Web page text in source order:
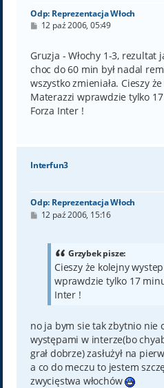
Odp: Reprezentacja Włoch
P
t
12 paź 2006, 05:49
Gruzja - Włochy 1-3, rezultat
choc do 60 min był nadal
wszystko zmieniała. Cieszy
Materazzi wprawdzie tylko
Forza Inter !
Interfun3
Odp: Reprezentacja Włoch
P12 paź 2006, 15:16
Grzybek pisze:
Cieszy że kolejny
wprawdzie tylko 17
Inter !
no ja bym sie tak zbytnio nie
występami w interze(bo
grał dobrze) zasłużył na
a co do meczu to jestem
zwycięstwa włochów